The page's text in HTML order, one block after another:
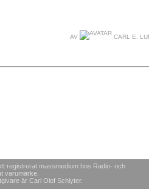
AV CARL E.
registrerat massmedium hos Radio- och
varumärke.
är Carl Olof Schlyter.